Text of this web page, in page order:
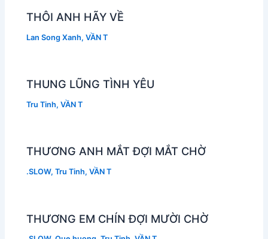
THÔI ANH HÃY VỀ
Lan Song Xanh,VẦN T
THUNG LŨNG TÌNH YÊU
Tru Tinh,VẦN T
THƯƠNG ANH MẮT ĐỢI MẮT CHỜ
.SLOW,Tru Tinh,VẦN T
THƯƠNG EM CHÍN ĐỢI MƯỜI CHỜ